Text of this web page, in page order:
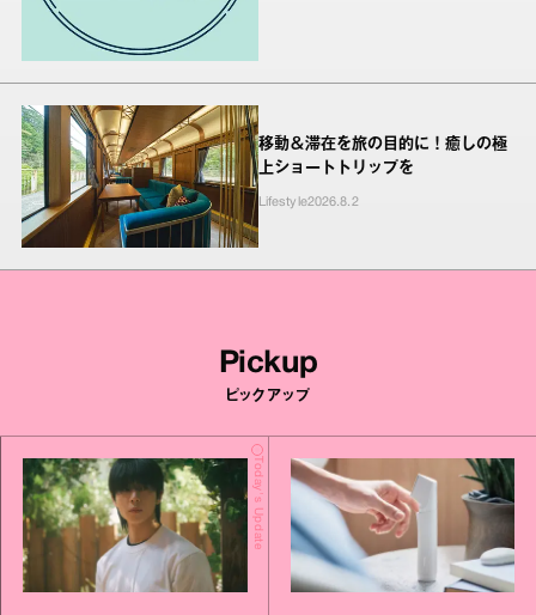
移動＆滞在を旅の目的に！癒しの極
上ショートトリップを
Lifestyle2026.8.2
Pickup
ピックアップ
Today's Update